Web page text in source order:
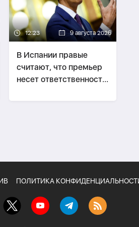
12:23 9 августа 2026
В Испании правые
считают, что премьер
несет ответственность
ПОЛИТИКА